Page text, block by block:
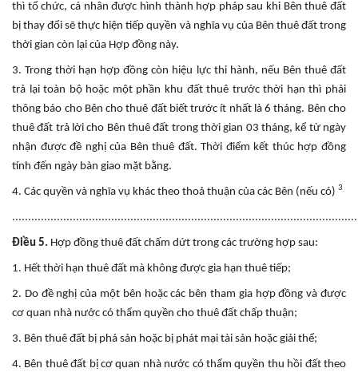
thì tổ chức, cá nhân được hình thành hợp pháp sau khi Bên thuê đất
bị thay đổi sẽ thực hiện tiếp quyền và nghĩa vụ của Bên thuê đất trong
thời gian còn lại của Hợp đồng này.
3. Trong thời hạn hợp đồng còn hiệu lực thi hành, nếu Bên thuê đất
trả lại toàn bộ hoặc một phần khu đất thuê trước thời hạn thì phải
thông báo cho Bên cho thuê đất biết trước ít nhất là 6 tháng. Bên cho
thuê đất trả lời cho Bên thuê đất trong thời gian 03 tháng, kể từ ngày
nhận được đề nghị của Bên thuê đất. Thời điểm kết thúc hợp đồng
tính đến ngày bàn giao mặt bằng.
4. Các quyền và nghĩa vụ khác theo thoả thuận của các Bên (nếu có) 3
Điều 5. Hợp đồng thuê đất chấm dứt trong các trường hợp sau:
1. Hết thời hạn thuê đất mà không được gia hạn thuê tiếp;
2. Do đề nghị của một bên hoặc các bên tham gia hợp đồng và được
cơ quan nhà nước có thẩm quyền cho thuê đất chấp thuận;
3. Bên thuê đất bị phá sản hoặc bị phát mại tài sản hoặc giải thể;
4. Bên thuê đất bị cơ quan nhà nước có thẩm quyền thu hồi đất theo